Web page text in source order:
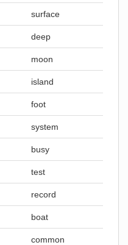
surface
deep
moon
island
foot
system
busy
test
record
boat
common